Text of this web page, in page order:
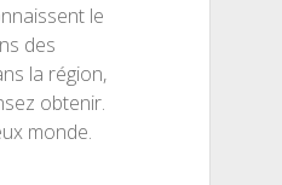
le
des
la région,
obtenir.
monde.